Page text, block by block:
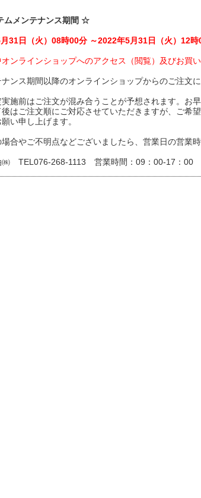
ムメンテナンス期間 ☆
31日（火）08時00分 ～2022年5月31日（火）12時
ンラインショップへのアクセス（閲覧）及びお買
ンス期間以降のオンラインショップからのご注文
施前はご注文が混み合うことが予想されます。お
後はご注文順にご対応させていただきますが、ご希
い申し上げます。
合やご不明点などございましたら、営業日の営業
㈱ TEL076-268-1113 営業時間：09：00-17：00